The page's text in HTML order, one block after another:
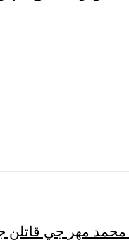
مهر جي قاتلن